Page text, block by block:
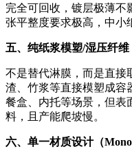
完全可回收，镀层极薄不
张平整度要求极高，中小
五、纯纸浆模塑/湿压纤维
不是替代淋膜，而是直接
渣、竹浆等直接模塑成容
餐盒、内托等场景，但表
料，且产能爬坡慢。
六、单一材质设计（